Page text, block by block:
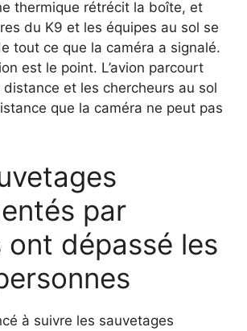
thermique rétrécit la boîte, et
du K9 et les équipes au sol se
tout ce que la caméra a signalé.
est le point. L’avion parcourt
et les chercheurs au sol
que la caméra ne peut pas
par
ont dépassé les
à suivre les sauvetages